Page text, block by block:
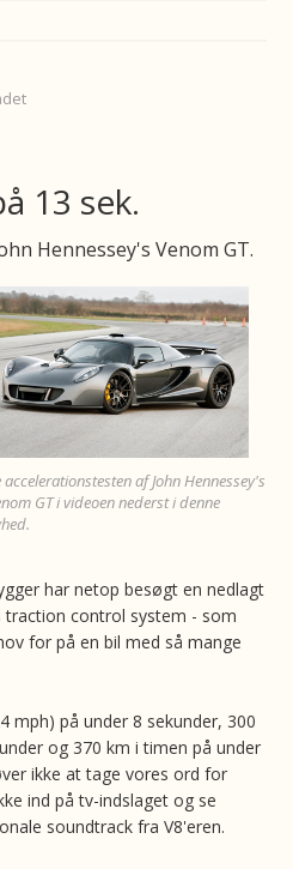
13 sek.
Hennessey's Venom GT.
accelerationstesten af John Hennessey's
GT i videoen nederst i denne
har netop besøgt en nedlagt
control system - som
for på en bil med så mange
mph) på under 8 sekunder, 300
og 370 km i timen på under
ikke at tage vores ord for
ind på tv-indslaget og se
soundtrack fra V8'eren.